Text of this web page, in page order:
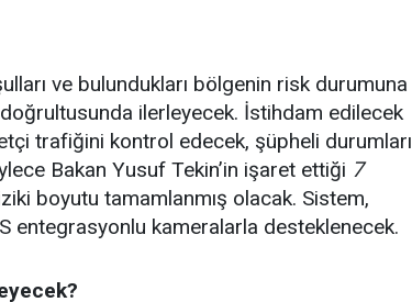
ve bulundukları bölgenin risk durumuna
ilerleyecek. İstihdam edilecek
trafiğini kontrol edecek, şüpheli durumları
Bakan Yusuf Tekin’in işaret ettiği 7
boyutu tamamlanmış olacak. Sistem,
entegrasyonlu kameralarla desteklenecek.